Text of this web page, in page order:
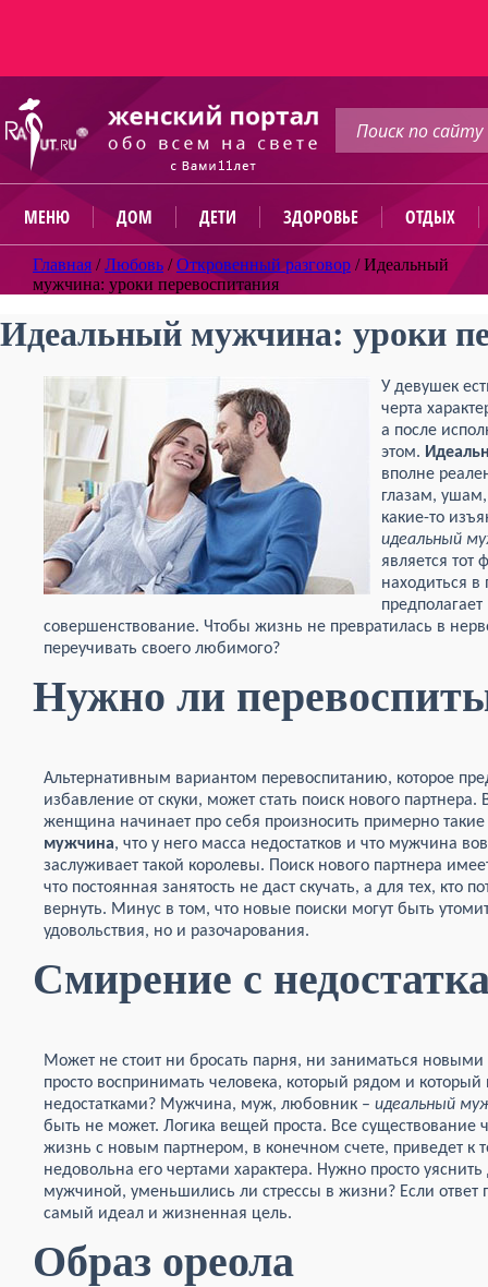
МЕНЮ ДОМ ДЕТИ ЗДОРОВЬЕ ОТДЫХ
Главная /Любовь /Откровенный разговор /Идеальный
мужчина: уроки перевоспитания
Идеальный мужчина: уроки
У девушек
черта
а после
этом.
вполне
глазам,
какие-то
идеальный
является тот
находиться в
совершенствование. Чтобы жизнь не превратилась в
переучивать своего любимого?
Нужно ли
Альтернативным вариантом перевоспитанию, которое
избавление от скуки, может стать поиск нового
женщина начинает про себя произносить примерно
мужчина, что у него масса недостатков и что мужчина
заслуживает такой королевы. Поиск нового партнера
что постоянная занятость не даст скучать, а для тех, кто
вернуть. Минус в том, что новые поиски могут быть
удовольствия, но и разочарования.
Смирение с
Может не стоит ни бросать парня, ни заниматься
просто воспринимать человека, который рядом и
недостатками? Мужчина, муж, любовник – идеальный
быть не может. Логика вещей проста. Все
жизнь с новым партнером, в конечном счете, приведет к
недовольна его чертами характера. Нужно просто
мужчиной, уменьшились ли стрессы в жизни? Если ответ
самый идеал и жизненная цель.
Образ ореола